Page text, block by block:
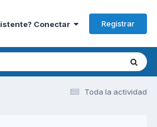
Conectar Registrar
Toda la actividad